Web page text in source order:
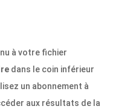
à votre fichier
dans le coin inférieur
un abonnement à
aux résultats de la